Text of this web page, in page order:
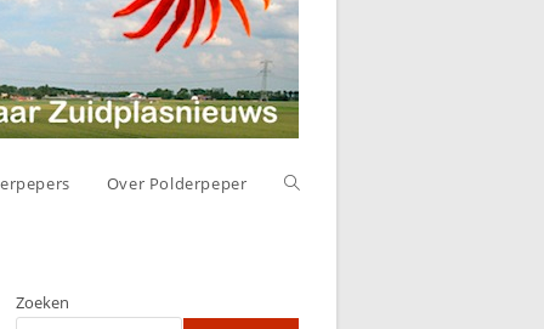
Over Polderpeper Toggle
Zoeken